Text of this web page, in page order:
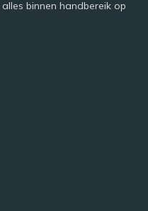
binnen handbereik op